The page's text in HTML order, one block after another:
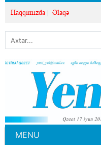
Haqqımızda Əlaqə
MENU